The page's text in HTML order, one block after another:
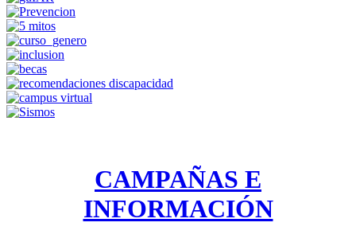
CAMPAÑAS E
INFORMACIÓN